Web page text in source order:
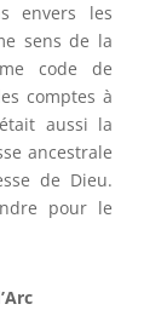
envers les
sens de la
code de
comptes à
aussi la
ancestrale
de Dieu.
pour le